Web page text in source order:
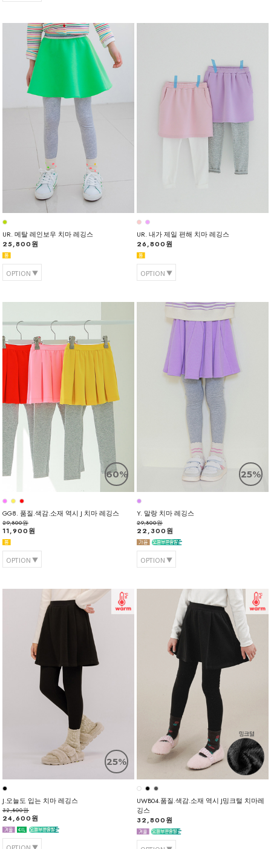
UR. 메탈 레인보우 치마 레깅스
25,800원
OPTION
UR. 내가 제일 편해 치마 레깅스
26,800원
OPTION
60%
GG8. 품질.색감.소재 역시 J 치마 레깅스
29,800원
11,900원
OPTION
25%
Y. 말랑 치마 레깅스
29,800원
22,300원
OPTION
25%
J.오늘도 입는 치마 레깅스
32,800원
24,600원
OPTION
UWB04.품질.색감.소재 역시 J밍크털 치마레
깅스
32,800원